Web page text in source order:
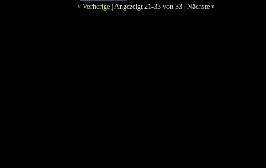
« Vorherige | Angezeigt 21-33 von 33 | Nächste »